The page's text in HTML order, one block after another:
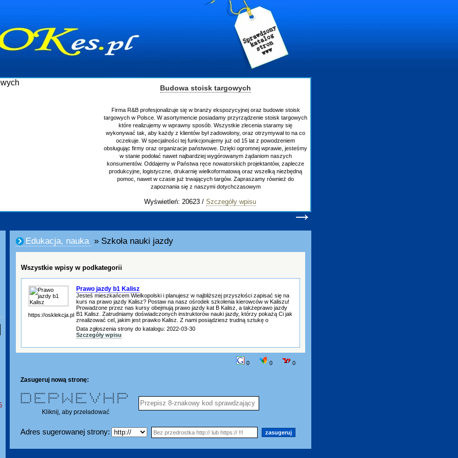
Budowa stoisk targowych
Firma R&B profesjonalizuje się w branży ekspozycyjnej oraz budowie stoisk
targowych w Polsce. W asortymencie posiadamy przyrządzenie stoisk targowych
które realizujemy w wprawny sposób. Wszystkie zlecenia staramy się
wykonywać tak, aby każdy z klientów był zadowolony, oraz otrzymywał to na co
oczekuje. W specjalności tej funkcjonujemy już od 15 lat z powodzeniem
obsługując firmy oraz organizacje państwowe. Dzięki ogromnej wprawie, jesteśmy
w stanie podołać nawet najbardziej wygórowanym żądaniom naszych
konsumentów. Oddajemy w Państwa ręce nowatorskich projektantów, zaplecze
produkcyjne, logistyczne, drukarnię wielkoformatową oraz wszelką niezbędną
pomoc, nawet w czasie już trwających targów. Zapraszamy również do
zapoznania się z naszymi dotychczasowym
Wyświetleń: 20623 / Szczegóły wpisu
→
Edukacja, nauka » Szkoła nauki jazdy
Wszystkie wpisy w podkategorii
https://osklekcja.pl
Prawo jazdy b1 Kalisz
Jesteś mieszkańcem Wielkopolski i planujesz w najbliższej przyszłości zapisać się na
kurs na prawo jazdy Kalisz? Postaw na nasz ośrodek szkolenia kierowców w Kaliszu!
Prowadzone przez nas kursy obejmują prawo jazdy kat B Kalisz, a takżeprawo jazdy
B1 Kalisz. Zatrudniamy doświadczonych instruktorów nauki jazdy, którzy pokażą Ci jak
zrealizować cel, jakim jest prawko Kalisz. Z nami posiądziesz trudną sztukę o
Data zgłoszenia strony do katalogu: 2022-03-30
Szczegóły wpisu
0 0 0
Zasugeruj nową stronę:
****** ******* ****** * * ******* * * * * ******
* * * * * * * * * * * * * *
* * * * * * * * * * * * * *
* * **** ****** * * * **** * * ******* ******
* * * * * * * * * * * * * *
* * * * ** ** * * * * * *
****** ******* * * * ******* * * * *
Kliknij, aby przeładować
Adres sugerowanej strony: